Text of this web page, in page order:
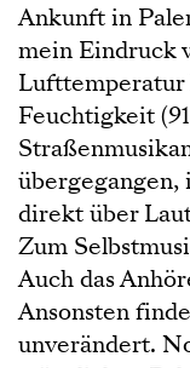
Ankunft in
mein Eindruck
Lufttemperatur
Feuchtigkeit
direkt über
Zum
Auch das
Ansonsten
unverändert.